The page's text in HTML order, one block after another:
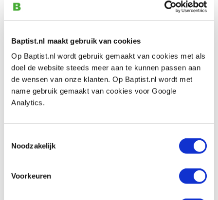
Baptist.nl maakt gebruik van cookies
Op Baptist.nl wordt gebruik gemaakt van cookies met als
doel de website steeds meer aan te kunnen passen aan
de wensen van onze klanten. Op Baptist.nl wordt met
name gebruik gemaakt van cookies voor Google
Analytics.
Noodzakelijk
Voorkeuren
Breedte:20 mm
Maximale insteekdiepte:30 mm
Aantal:2 stuks
Kundenmeinung